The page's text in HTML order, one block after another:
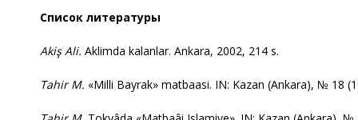
Список литературы
Akiş Ali. Aklimda kalanlar. Ankara, 2002, 214 s.
Tahir M. «Milli Bayrak» matbaasi. IN: Kazan (Ankara), № 18